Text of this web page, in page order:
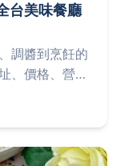
台美味餐廳
調醬到烹飪的
、價格、營業
『紅燒魚用什
經典台灣菜，
。